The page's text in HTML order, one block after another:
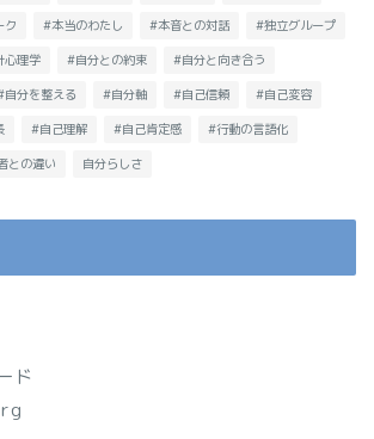
ク #本当のわたし #本音との対話 #独立グループ
心理学 #自分との約束 #自分と向き合う
自分を整える #自分軸 #自己信頼 #自己変容
#自己理解 #自己肯定感 #行動の言語化
との違い 自分らしさ
ド